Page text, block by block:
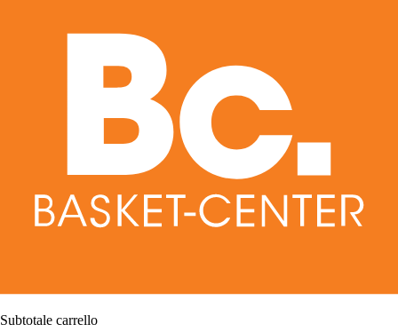
Subtotale carrello